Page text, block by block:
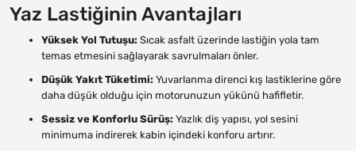
Yaz Lastiğinin Avantajları
Yüksek Yol Tutuşu: Sıcak asfalt üzerinde lastiğin yola tam
temas etmesini sağlayarak savrulmaları önler.
Düşük Yakıt Tüketimi: Yuvarlanma direnci kış lastiklerine göre
daha düşük olduğu için motorunuzun yükünü hafifletir.
Sessiz ve Konforlu Sürüş: Yazlık diş yapısı, yol sesini
minimuma indirerek kabin içindeki konforu artırır.